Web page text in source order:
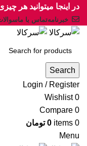
در اینجا میتوانید هر
خبرنامهتماس با ما
Search
Login / Register
0
Wishlist
0
Compare
0
items
0 تومان
Menu